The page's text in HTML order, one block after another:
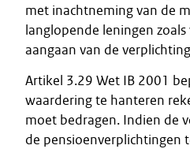
met inachtneming van de
langlopende leningen
aangaan van de
Artikel 3.29 Wet IB 2001
waardering te hanteren
moet bedragen. Indien de
de pensioenverplichtingen